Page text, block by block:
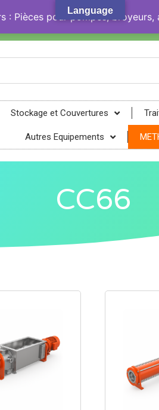
Stockage et Couvertures
Autres Equipements
CC66
Language
: Pièces pour pompes, broyeurs,